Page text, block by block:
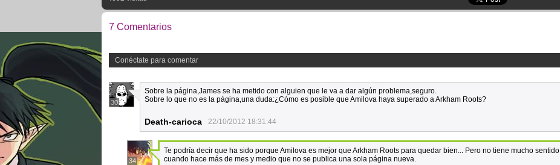
7 Comentarios
Conéctate para comentar
30
Sobre la página,James se ha metido con alguien que le va a dar algún problema,seguro.
Sobre lo que no es la página,una duda:¿Cómo es posible que Amilova haya superado a Arkham Roots?
Death-carioca 22/10/2012 18:31:44
34
Te podría decir que ha sido porque Amilova es mejor que Arkham Roots para quedar bien... Pero no tiene mucho sentido
cuando hace más de mes y medio que no se publica una sola página nueva.